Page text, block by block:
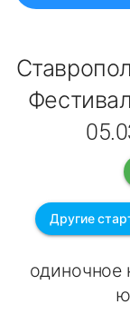
Другие
одиночное